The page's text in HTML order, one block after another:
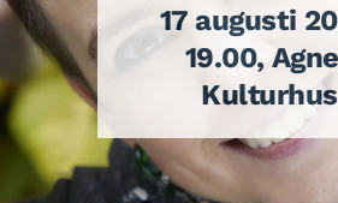
17 augusti
19.00,
Kulturhus